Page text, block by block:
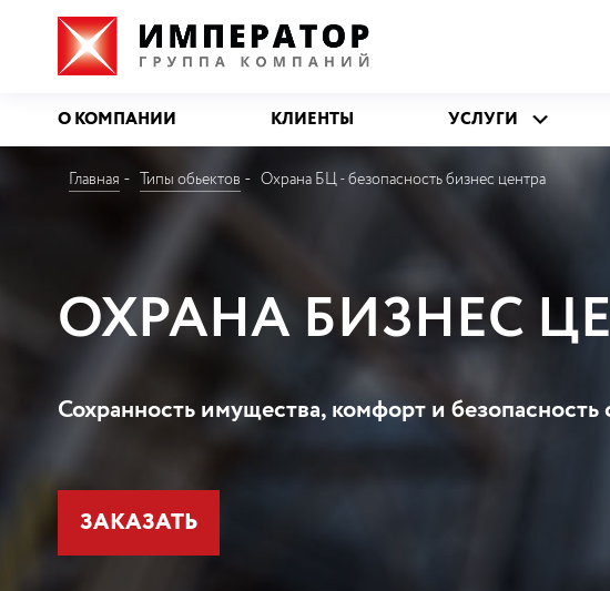
О КОМПАНИИ КЛИЕНТЫ УСЛУГИ
Главная Типы обьектов Охрана БЦ - безопасность бизнес центра
ОХРАНА БИЗНЕС
Сохранность имущества, комфорт и безопасность
ЗАКАЗАТЬ